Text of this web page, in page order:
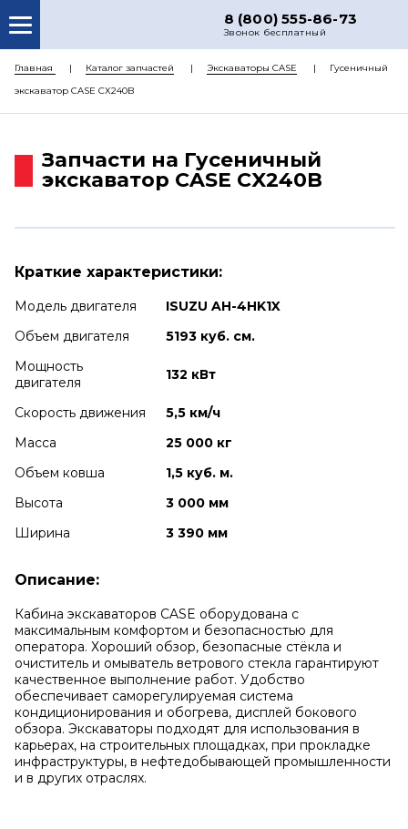
8 (800) 555-86-73
Звонок бесплатный
О НАС
КАТАЛОГ ЗАПЧАСТЕЙ
ДОСТАВКА
Главная Каталог запчастей Экскаваторы CASE
Гусеничный
экскаватор CASE CX240B
Запчасти на Гусеничный
экскаватор CASE CX240B
Краткие характеристики:
Модель двигателя
ISUZU AH-4HK1X
Объем двигателя
5193 куб. см.
Мощность
двигателя
132 кВт
Скорость движения
5,5 км/ч
Масса
25 000 кг
Объем ковша
1,5 куб. м.
Высота
3 000 мм
Ширина
3 390 мм
Описание:
Кабина экскаваторов CASE оборудована с
максимальным комфортом и безопасностью для
оператора. Хороший обзор, безопасные стёкла и
очиститель и омыватель ветрового стекла гарантируют
качественное выполнение работ. Удобство
обеспечивает саморегулируемая система
кондиционирования и обогрева, дисплей бокового
обзора. Экскаваторы подходят для использования в
карьерах, на строительных площадках, при прокладке
инфраструктуры, в нефтедобывающей промышленности
и в других отраслях.